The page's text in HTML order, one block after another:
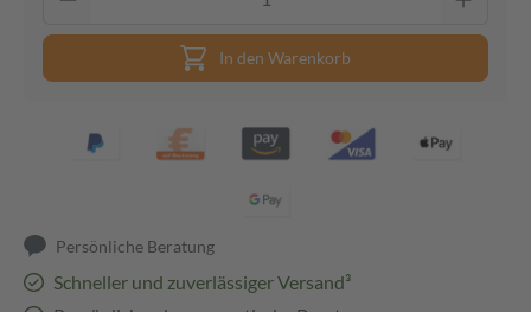
In den Warenkorb
Persönliche Beratung
Schneller und zuverlässiger Versand³